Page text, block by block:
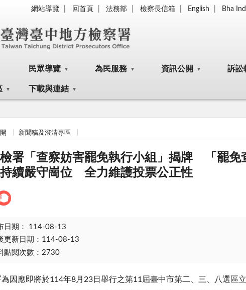
網站導覽 回首頁 法務部 檢察長信箱 English Bha
民眾導覽 為民服務 資訊公開 訴訟
下載與連結
新聞稿及澄清專區
署「查察妨害罷免執行小組」揭牌 「罷
續嚴守崗位 全力維護投票公正性
日期： 114-08-13
更新日期：114-08-13
點閱次數：2730
應即將於114年8月23日舉行之第11屆臺中市第二、三、八選區